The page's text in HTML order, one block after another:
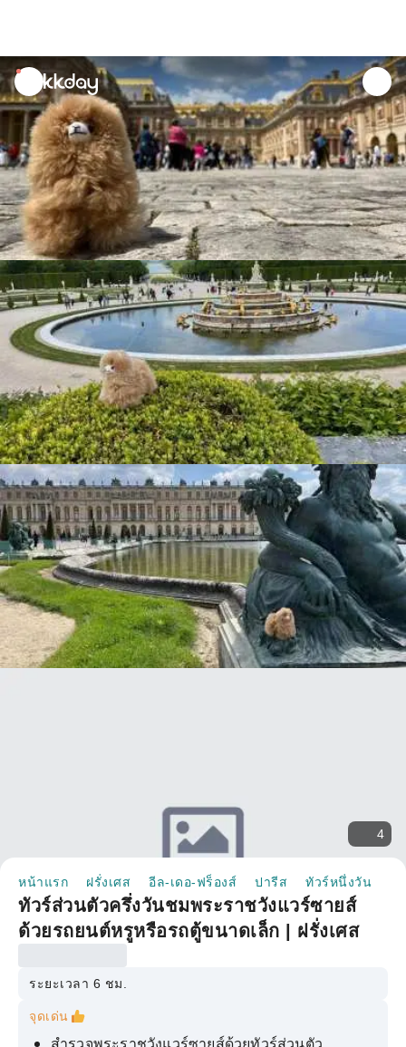
unread
notifications
4
หน้าแรก ฝรั่งเศส อีล-เดอ-ฟร็องส์ ปารีส ทัวร์หนึ่งวัน
ทัวร์ส่วนตัวครึ่งวันชมพระราชวังแวร์ซายส์
ด้วยรถยนต์หรูหรือรถตู้ขนาดเล็ก | ฝรั่งเศส
ระยะเวลา 6 ชม.
จุดเด่น